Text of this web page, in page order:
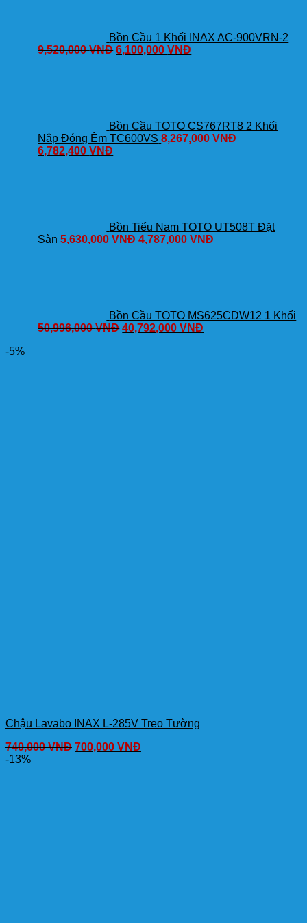
Bồn Cầu 1 Khối INAX AC-900VRN-2
9,520,000VNĐ 6,100,000VNĐ
Bồn Cầu TOTO CS767RT8 2 Khối
Nắp Đóng Êm TC600VS 8,267,000VNĐ
6,782,400VNĐ
Bồn Tiểu Nam TOTO UT508T Đặt
Sàn 5,630,000VNĐ 4,787,000VNĐ
Bồn Cầu TOTO MS625CDW12 1 Khối
50,996,000VNĐ 40,792,000VNĐ
-5%
Chậu Lavabo INAX L-285V Treo Tường
740,000VNĐ 700,000 VNĐ
-13%